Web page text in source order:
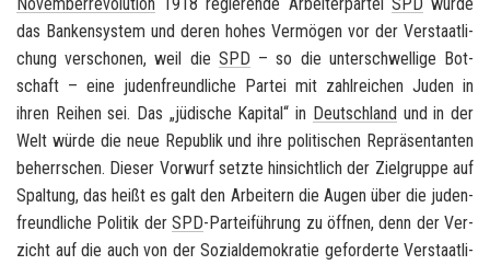
das Ban­ken­sys­tem und deren hohes Ver­mö­gen vor der Ver­staat­li­
chung ver­scho­nen, weil die SPD – so die un­ter­schwel­li­ge Bot­
schaft – eine ju­den­freund­li­che Par­tei mit zahl­rei­chen Juden in
ihren Rei­hen sei. Das „jü­di­sche Ka­pi­tal“ in Deutsch­land und in der
Welt würde die neue Re­pu­blik und ihre po­li­ti­schen Re­prä­sen­tan­ten
be­herr­schen. Die­ser Vor­wurf setz­te hin­sicht­lich der Ziel­grup­pe auf
Spal­tung, das heißt es galt den Ar­bei­tern die Augen über die ju­den­
freund­li­che Po­li­tik derSPD-​Parteiführung zu öff­nen, denn der Ver­
zicht auf die auch von der So­zi­al­de­mo­kra­tie ge­for­der­te Ver­staat­li­